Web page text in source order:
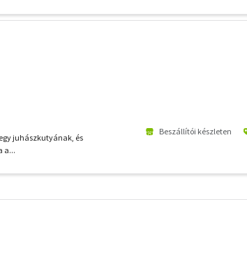
juhászkutyának, és
a...
Beszállítói készleten
szűrők